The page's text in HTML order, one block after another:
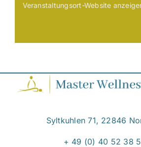
Veranstaltungsort-Website
Syltkuhlen 71, 22846
+ 49 (0) 40 52 38